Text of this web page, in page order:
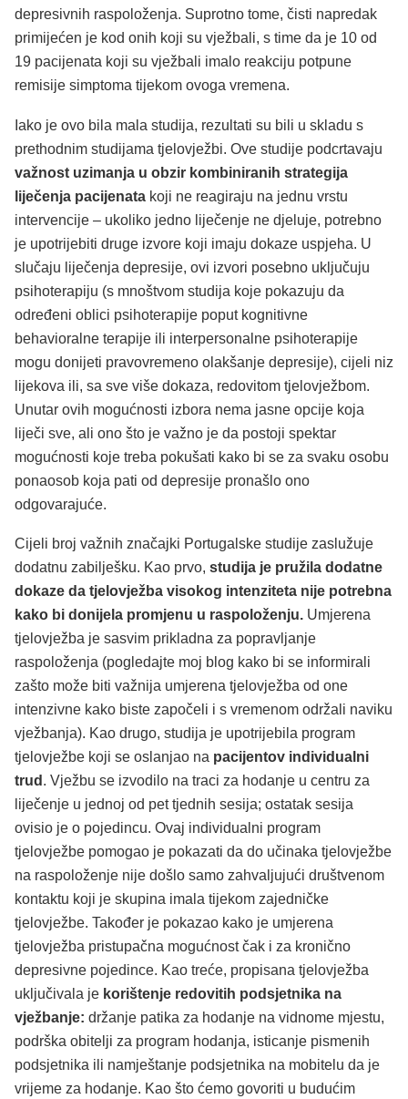
depresivnih raspoloženja. Suprotno tome, čisti napredak
primijećen je kod onih koji su vježbali, s time da je 10 od
19 pacijenata koji su vježbali imalo reakciju potpune
remisije simptoma tijekom ovoga vremena.
Iako je ovo bila mala studija, rezultati su bili u skladu s
prethodnim studijama tjelovježbi. Ove studije podcrtavaju
važnost uzimanja u obzir kombiniranih strategija
liječenja pacijenata koji ne reagiraju na jednu vrstu
intervencije – ukoliko jedno liječenje ne djeluje, potrebno
je upotrijebiti druge izvore koji imaju dokaze uspjeha. U
slučaju liječenja depresije, ovi izvori posebno uključuju
psihoterapiju (s mnoštvom studija koje pokazuju da
određeni oblici psihoterapije poput kognitivne
behavioralne terapije ili interpersonalne psihoterapije
mogu donijeti pravovremeno olakšanje depresije), cijeli niz
lijekova ili, sa sve više dokaza, redovitom tjelovježbom.
Unutar ovih mogućnosti izbora nema jasne opcije koja
liječi sve, ali ono što je važno je da postoji spektar
mogućnosti koje treba pokušati kako bi se za svaku osobu
ponaosob koja pati od depresije pronašlo ono
odgovarajuće.
Cijeli broj važnih značajki Portugalske studije zaslužuje
dodatnu zabilješku. Kao prvo, studija je pružila dodatne
dokaze da tjelovježba visokog intenziteta nije potrebna
kako bi donijela promjenu u raspoloženju. Umjerena
tjelovježba je sasvim prikladna za popravljanje
raspoloženja (pogledajte moj blog kako bi se informirali
zašto može biti važnija umjerena tjelovježba od one
intenzivne kako biste započeli i s vremenom održali naviku
vježbanja). Kao drugo, studija je upotrijebila program
tjelovježbe koji se oslanjao na pacijentov individualni
trud . Vježbu se izvodilo na traci za hodanje u centru za
liječenje u jednoj od pet tjednih sesija; ostatak sesija
ovisio je o pojedincu. Ovaj individualni program
tjelovježbe pomogao je pokazati da do učinaka tjelovježbe
na raspoloženje nije došlo samo zahvaljujući društvenom
kontaktu koji je skupina imala tijekom zajedničke
tjelovježbe. Također je pokazao kako je umjerena
tjelovježba pristupačna mogućnost čak i za kronično
depresivne pojedince. Kao treće, propisana tjelovježba
uključivala je korištenje redovitih podsjetnika na
vježbanje: držanje patika za hodanje na vidnome mjestu,
podrška obitelji za program hodanja, isticanje pismenih
podsjetnika ili namještanje podsjetnika na mobitelu da je
vrijeme za hodanje. Kao što ćemo govoriti u budućim